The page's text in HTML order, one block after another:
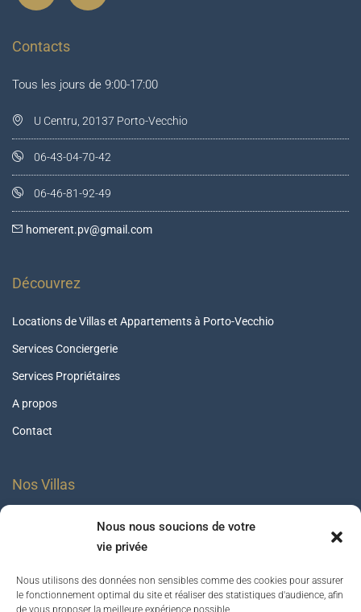
Nous nous soucions de votre
vie privée
Nous utilisons des données non sensibles comme des cookies pour assurer
le fonctionnement optimal du site et réaliser des statistiques d'audience, afin
de vous proposer la meilleure expérience possible.
Contacts
Tous les jours de 9:00-17:00
U Centru, 20137 Porto-Vecchio
06-43-04-70-42
06-46-81-92-49
homerent.pv@gmail.com
Découvrez
Locations de Villas et Appartements à Porto-Vecchio
Services Conciergerie
Services Propriétaires
A propos
Contact
Nos Villas
Villas pieds dans l’eau
Villas avec piscine chauffée
Villas avec plage à pied
Villas avec plage privée